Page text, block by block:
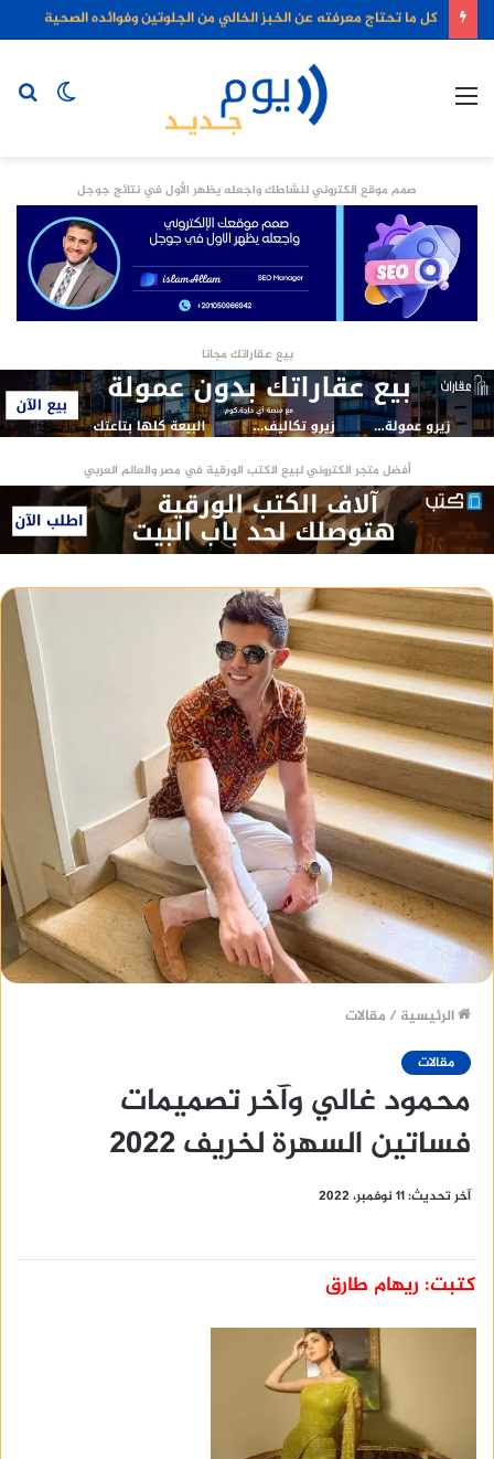
كل ما تحتاج معرفته عن الخبز الخالي من الجلوتين وفوائده الصحية
الوضع
صمم موقع الكتروني لنشاطك واجعله يظهر الأول في نتائج جوجل
بيع عقاراتك مجانا
أفضل متجر الكتروني لبيع الكتب الورقية في مصر والعالم العربي
الرئيسية / مقالات
مقالات
محمود غالي وآخر تصميمات
فساتين السهرة لخريف ٢٠٢٢
آخر تحديث: 11 نوفمبر، 2022
كتبت: ريهام طارق